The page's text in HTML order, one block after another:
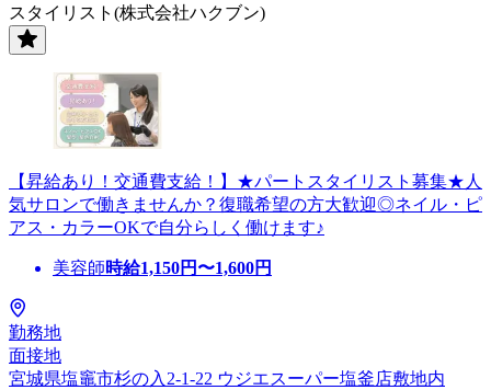
スタイリスト(株式会社ハクブン)
【昇給あり！交通費支給！】★パートスタイリスト募集★人
気サロンで働きませんか？復職希望の方大歓迎◎ネイル・ピ
アス・カラーOKで自分らしく働けます♪
美容師時給1,150円〜1,600円
勤務地
面接地
宮城県塩竈市杉の入2-1-22 ウジエスーパー塩釜店敷地内